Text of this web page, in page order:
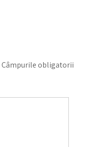
Câmpurile obligatorii